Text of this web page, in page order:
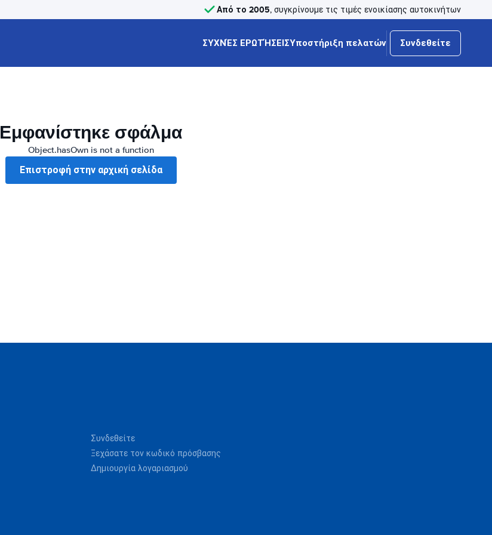
Από το 2005, συγκρίνουμε τις τιμές ενοικίασης αυτοκινήτων
ΣΥΧΝΈΣ ΕΡΩΤΉΣΕΙΣΥποστήριξη πελατών Συνδεθείτε
Εμφανίστηκε σφάλμα
Object.hasOwn is not a function
Επιστροφή στην αρχική σελίδα
Συνδεθείτε
Ξεχάσατε τον κωδικό πρόσβασης
Δημιουργία λογαριασμού